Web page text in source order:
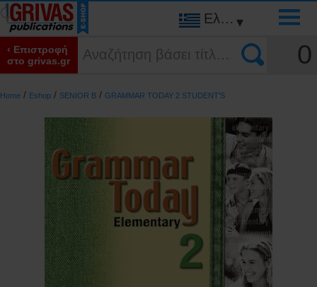
Ελληνικά ▾
‹ Επιστροφή
στο grivas.gr
0
Home / Eshop / SENIOR B / GRAMMAR TODAY 2 STUDENT'S